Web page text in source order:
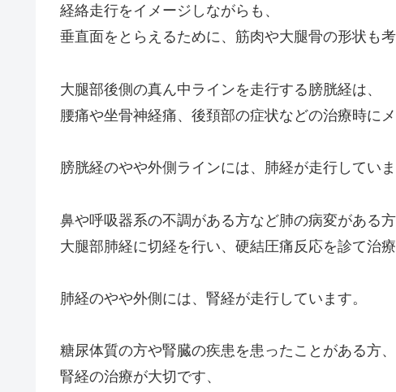
経絡走行をイメージしながらも、
垂直面をとらえるために、筋肉や大腿骨の形状も
大腿部後側の真ん中ラインを走行する膀胱経は、
腰痛や坐骨神経痛、後頚部の症状などの治療時に
膀胱経のやや外側ラインには、肺経が走行していま
鼻や呼吸器系の不調がある方など肺の病変がある
大腿部肺経に切経を行い、硬結圧痛反応を診て治
肺経のやや外側には、腎経が走行しています。
糖尿体質の方や腎臓の疾患を患ったことがある方
腎経の治療が大切です、